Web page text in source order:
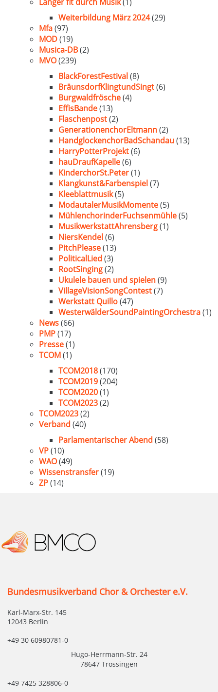
Weiterbildung März 2024(29)
Mfa(97)
MOD(19)
Musica-DB(2)
MVO(239)
BlackForestFestival(8)
BräunsdorfKlingtundSingt(6)
Burgwaldfrösche(4)
EffisBande(13)
Flaschenpost(2)
GenerationenchorEltmann(2)
HandglockenchorBadSchandau(13)
HarryPotterProjekt(6)
hauDraufKapelle(6)
KinderchorSt.Peter(1)
Klangkunst&Farbenspiel(7)
Kleeblattmusik(5)
ModautalerMusikMomente(5)
MühlenchorinderFuchsenmühle(5)
MusikwerkstattAhrensberg(1)
NiersKendel(6)
PitchPlease(13)
PoliticalLied (3)
RootSinging(2)
Ukulele bauen und spielen(9)
VillageVisionSongContest(7)
Werkstatt Quillo(47)
WesterwälderSoundPaintingOrchestra(1)
News(66)
PMP(17)
Presse(1)
TCOM(1)
TCOM2018(170)
TCOM2019(204)
TCOM2020(1)
TCOM2023(2)
TCOM2023(2)
Verband (40)
Parlamentarischer Abend (58)
VP(10)
WAO(49)
Wissenstransfer(19)
ZP(14)
Bundesmusikverband Chor & Orchester e.V.
Karl-Marx-Str. 145
12043 Berlin
+49 30 60980781-0
Hugo-Herrmann-Str. 24
78647 Trossingen
+49 7425 328806-0